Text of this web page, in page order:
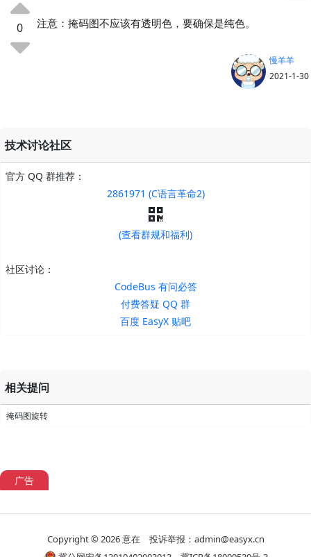
0 注意：掩码图不应该有透明色，要确保是纯色。
慢羊羊
2021-1-30
技术讨论社区
官方 QQ 群推荐：
2861971 (C语言革命2)
(查看群规和福利)
社区讨论：
CodeBus 有问必答
付费答疑 QQ 群
百度 EasyX 贴吧
相关提问
掩码图旋转
广告
Copyright © 2026意在投诉举报：admin@easyx.cn